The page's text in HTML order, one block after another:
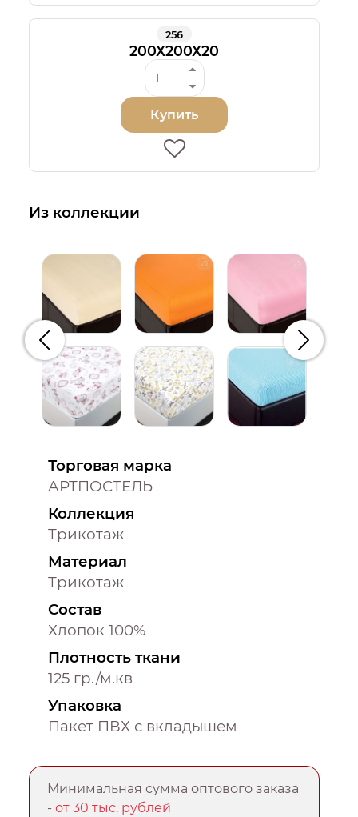
256
200Х200Х20
Купить
Из коллекции
Предыдущий
Торговая марка
АРТПОСТЕЛЬ
Коллекция
Трикотаж
Материал
Трикотаж
Состав
Хлопок 100%
Плотность ткани
125 гр./м.кв
Упаковка
Пакет ПВХ с вкладышем
Минимальная сумма оптового заказа
-от 30 тыс. рублей